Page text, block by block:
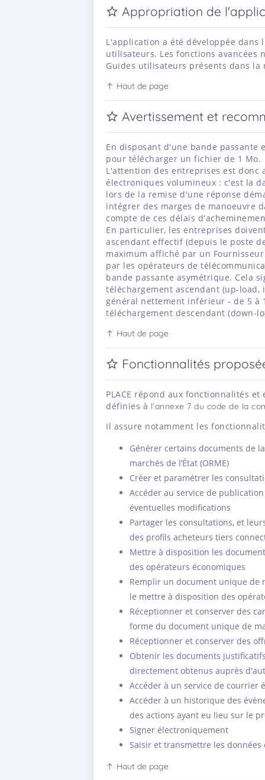
Appropriation de
L'application a été développée
utilisateurs. Les fonctions avancées
Guides utilisateurs présents dans la
Haut de page
Avertissement et
En disposant d'une bande passante
pour télécharger un fichier de 1 Mo.
L'attention des entreprises est
électroniques volumineux : c'est la
lors de la remise d'une réponse
intégrer des marges de manoeuvre
compte de ces délais
En particulier, les entreprises
ascendant effectif (depuis le poste
maximum affiché par un
par les opérateurs de
bande passante asymétrique. Cela
téléchargement ascendant (up-
général nettement inférieur - de 5 à
téléchargement descendant (down-
Haut de page
Fonctionnalités
PLACE répond aux fonctionnalités
définies à l’annexe 7 du code de la
Il assure notamment les
Générer certains documents de
marchés de l’État (ORME)
Créer et paramétrer les
Accéder au service de
éventuelles modifications
Partager les consultations, et
des profils acheteurs tiers
Mettre à disposition les
des opérateurs économiques
Remplir un document unique de
le mettre à disposition des
Réceptionner et conserver des
forme du document unique de
Réceptionner et conserver des
Obtenir les documents
directement obtenus auprès
Accéder à un service de courrier
Accéder à un historique des
des actions ayant eu lieu sur le
Signer électroniquement
Saisir et transmettre les données
Haut de page